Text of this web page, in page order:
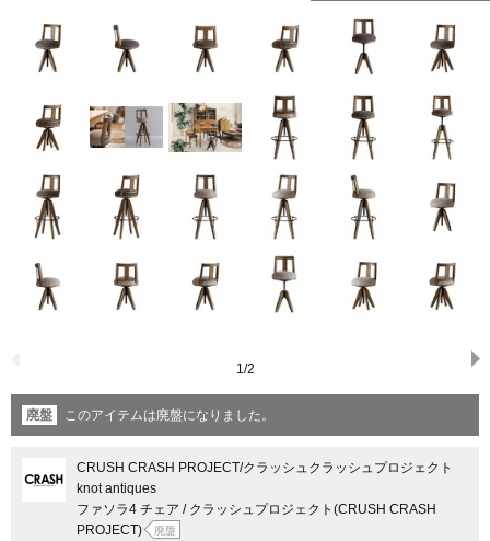
1 /2
廃盤 このアイテムは廃盤になりました。
CRUSH CRASH PROJECT/クラッシュクラッシュプロジェクト
knot antiques
ファソラ4 チェア / クラッシュプロジェクト(CRUSH CRASH
PROJECT)
廃盤